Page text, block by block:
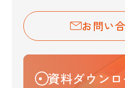
お問い
資料ダウン